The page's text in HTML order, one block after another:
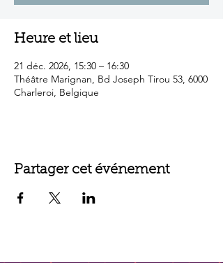
Heure et lieu
21 déc. 2026, 15:30 – 16:30
Théâtre Marignan, Bd Joseph Tirou 53, 6000
Charleroi, Belgique
Partager cet événement